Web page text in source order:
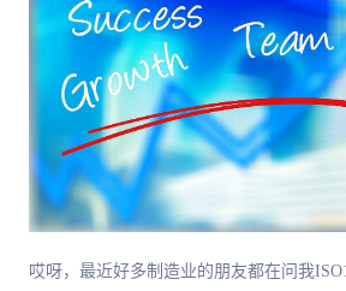
哎呀，最近好多制造业的朋友都在问我